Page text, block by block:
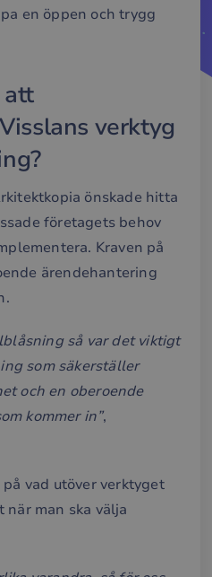
en öppen och trygg
att
verktyg
önskade hitta
företagets behov
Kraven på
ärendehantering
så var det viktigt
som säkerställer
och en oberoende
kommer in”,
vad utöver verktyget
när man ska välja